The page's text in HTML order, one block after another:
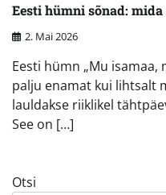
Eesti hümni sõnad:
2. Mai 2026
Eesti hümn „Mu
palju enamat kui lihtsalt
lauldakse riiklikel
See on […]
Otsi